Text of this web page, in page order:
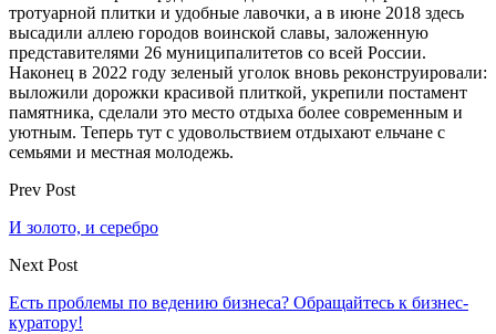
тротуарной плитки и удобные лавочки, а в июне 2018 здесь
высадили аллею городов воинской славы, заложенную
представителями 26 муниципалитетов со всей России.
Наконец в 2022 году зеленый уголок вновь реконструировали:
выложили дорожки красивой плиткой, укрепили постамент
памятника, сделали это место отдыха более современным и
уютным. Теперь тут с удовольствием отдыхают ельчане с
семьями и местная молодежь.
Prev Post
И золото, и серебро
Next Post
Есть проблемы по ведению бизнеса? Обращайтесь к бизнес-
куратору!